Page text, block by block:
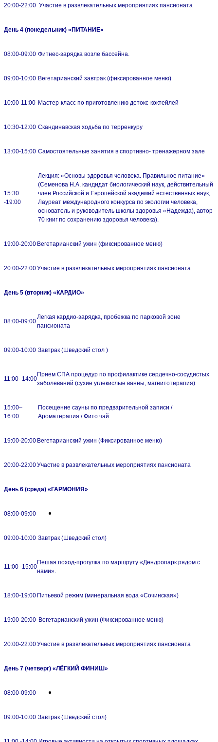
20:00-22:00 Участие в развлекательных мероприятиях пансионата
День 4 (понедельник) «ПИТАНИЕ»
08:00-09:00 Фитнес-зарядка возле бассейна.
09:00-10:00 Вегетарианский завтрак (фиксированное меню)
10:00-11:00 Мастер-класс по приготовлению детокс-коктейлей
10:30-12:00 Скандинавская ходьба по терренкуру
13:00-15:00 Самостоятельные занятия в спортивно- тренажерном зале
15:30
-19:00
Лекция: «Основы здоровья человека. Правильное питание»
(Семенова Н.А. кандидат биологический наук, действительный
член Российской и Европейской академий естественных наук,
Лауреат международного конкурса по экологии человека,
основатель и руководитель школы здоровья «Надежда), автор
70 книг по сохранению здоровья человека).
19:00-20:00 Вегетарианский ужин (фиксированное меню)
20:00-22:00Участие в развлекательных мероприятиях пансионата
День 5 (вторник) «КАРДИО»
08:00-09:00
Легкая кардио-зарядка, пробежка по парковой зоне
пансионата
09:00-10:00 Завтрак (Шведский стол )
11:00- 14:00
Прием СПА процедур по профилактике сердечно-сосудистых
заболеваний (сухие углекислые ванны, магнитотерапия)
15:00–
16:00
Посещение сауны по предварительной записи /
Ароматерапия / Фито чай
19:00-20:00 Вегетарианский ужин (Фиксированное меню)
20:00-22:00Участие в развлекательных мероприятиях пансионата
День 6 (среда) «ГАРМОНИЯ»
08:00-09:00
09:00-10:00 Завтрак (Шведский стол)
11:00 -15:00
Пешая поход-прогулка по маршруту «Дендропарк рядом с
нами».
18:00-19:00 Питьевой режим (минеральная вода «Сочинская»)
19:00-20:00 Вегетарианский ужин (Фиксированное меню)
20:00-22:00Участие в развлекательных мероприятиях пансионата
День 7 (четверг) «ЛЁГКИЙ ФИНИШ»
08:00-09:00
09:00-10:00 Завтрак (Шведский стол)